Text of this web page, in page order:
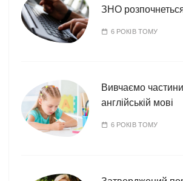
ЗНО
6 РОКІВ ТОМУ
Вивчаємо
англійській мові
6 РОКІВ ТОМУ